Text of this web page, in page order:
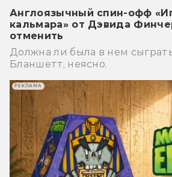
Англоязычный спин-офф
кальмара» от Дэвида
отменить
Должна ли была в нем
Бланшетт, неясно.
РЕКЛАМА